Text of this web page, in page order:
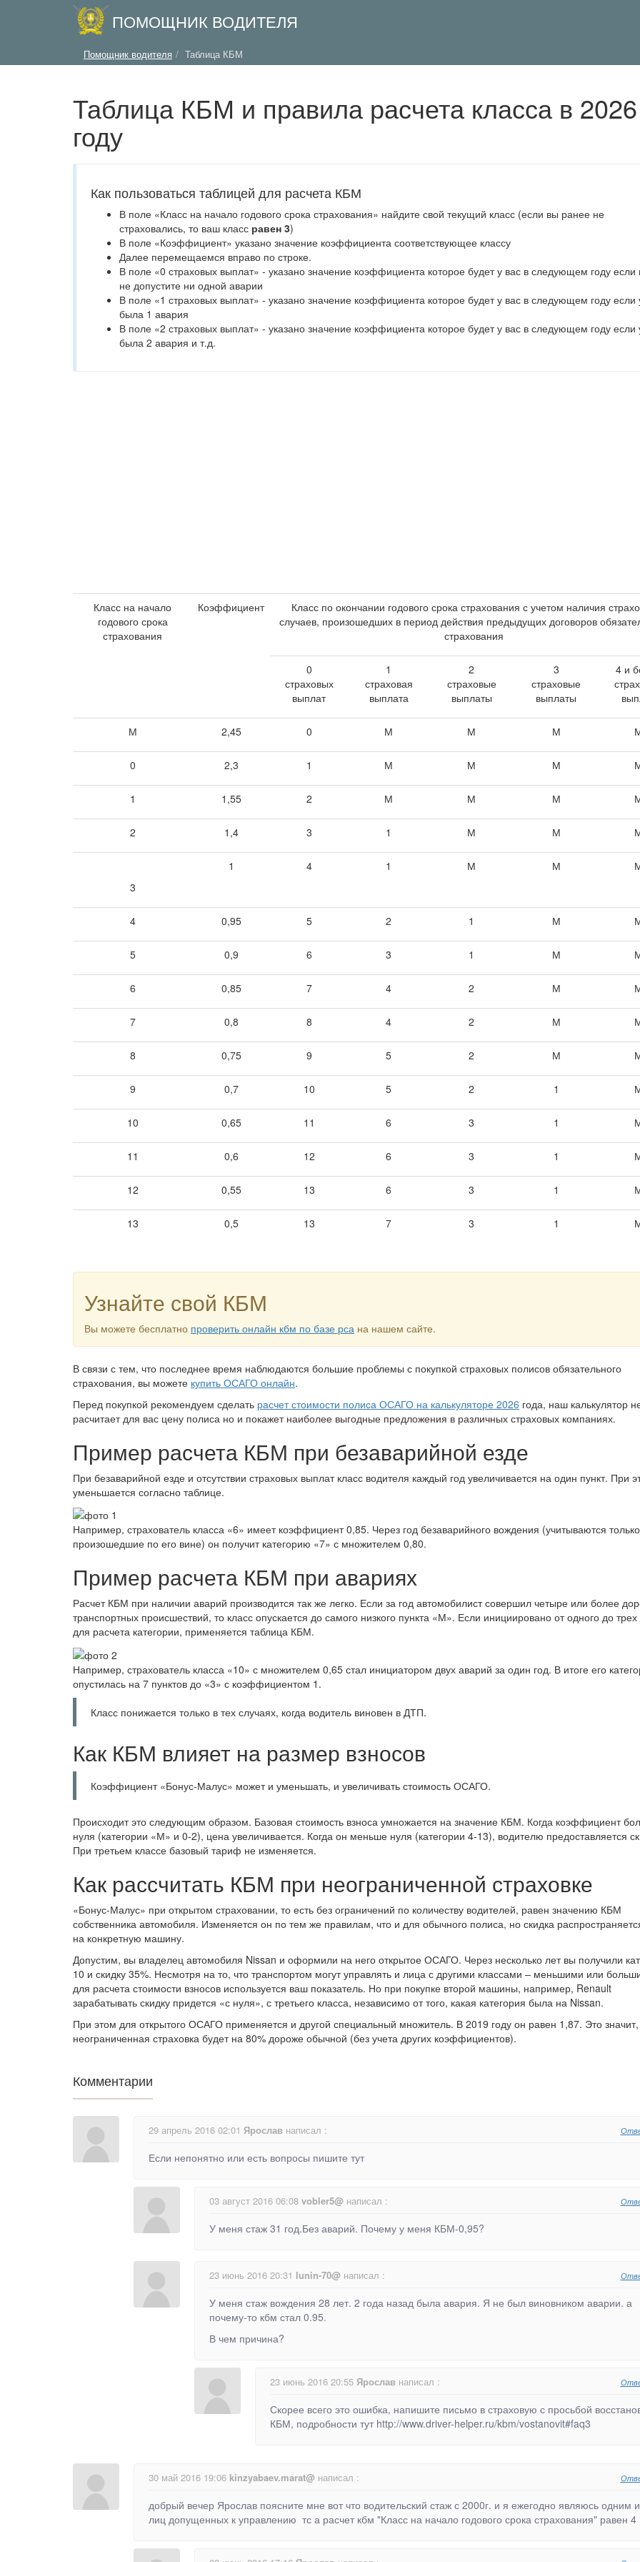
ПОМОЩНИК ВОДИТЕЛЯ
Помощник водителя Таблица КБМ
Таблица КБМ и правила расчета класса в 2026
году
Как пользоваться таблицей для расчета КБМ
В поле «Класс на начало годового срока страхования» найдите свой текущий класс (если вы ранее не
страховались, то ваш класс равен 3)
В поле «Коэффициент» указано значение коэффициента соответствующее классу
Далее перемещаемся вправо по строке.
В поле «0 страховых выплат» - указано значение коэффициента которое будет у вас в следующем году если
не допустите ни одной аварии
В поле «1 страховых выплат» - указано значение коэффициента которое будет у вас в следующем году если
была 1 авария
В поле «2 страховых выплат» - указано значение коэффициента которое будет у вас в следующем году если
была 2 авария и т.д.
Класс на начало
годового срока
страхования
Коэффициент
Класс по окончании годового срока страхования с учетом наличия
случаев, произошедших в период действия предыдущих договоров
страхования
0
страховых
выплат
1
страховая
выплата
2
страховые
выплаты
3
страховые
выплаты
4 и
М 2,45 0 М М М
0 2,3 1 М М М
1 1,55 2 М М М
2 1,4 3 1 М М
3
1 4 1 М М
4 0,95 5 2 1 М
5 0,9 6 3 1 М
6 0,85 7 4 2 М
7 0,8 8 4 2 М
8 0,75 9 5 2 М
9 0,7 10 5 2 1
10 0,65 11 6 3 1
11 0,6 12 6 3 1
12 0,55 13 6 3 1
13 0,5 13 7 3 1
Узнайте свой КБМ
Вы можете бесплатно проверить онлайн кбм по базе рса на нашем сайте.
В связи с тем, что последнее время наблюдаются большие проблемы с покупкой страховых полисов обязательного
страхования, вы можете купить ОСАГО онлайн.
Перед покупкой рекомендуем сделать расчет стоимости полиса ОСАГО на калькуляторе 2026 года, наш калькулятор
расчитает для вас цену полиса но и покажет наиболее выгодные предложения в различных страховых компаниях.
Пример расчета КБМ при безаварийной езде
При безаварийной езде и отсутствии страховых выплат класс водителя каждый год увеличивается на один пункт. При
уменьшается согласно таблице.
Например, страхователь класса «6» имеет коэффициент 0,85. Через год безаварийного вождения (учитываются
произошедшие по его вине) он получит категорию «7» с множителем 0,80.
Пример расчета КБМ при авариях
Расчет КБМ при наличии аварий производится так же легко. Если за год автомобилист совершил четыре или более
транспортных происшествий, то класс опускается до самого низкого пункта «М». Если инициировано от одного до
для расчета категории, применяется таблица КБМ.
Например, страхователь класса «10» с множителем 0,65 стал инициатором двух аварий за один год. В итоге его
опустилась на 7 пунктов до «3» с коэффициентом 1.
Класс понижается только в тех случаях, когда водитель виновен в ДТП.
Как КБМ влияет на размер взносов
Коэффициент «Бонус-Малус» может и уменьшать, и увеличивать стоимость ОСАГО.
Происходит это следующим образом. Базовая стоимость взноса умножается на значение КБМ. Когда коэффициент
нуля (категории «М» и 0-2), цена увеличивается. Когда он меньше нуля (категории 4-13), водителю предоставляется
При третьем классе базовый тариф не изменяется.
Как рассчитать КБМ при неограниченной страховке
«Бонус-Малус» при открытом страховании, то есть без ограничений по количеству водителей, равен значению КБМ
собственника автомобиля. Изменяется он по тем же правилам, что и для обычного полиса, но скидка
на конкретную машину.
Допустим, вы владелец автомобиля Nissan и оформили на него открытое ОСАГО. Через несколько лет вы получили
10 и скидку 35%. Несмотря на то, что транспортом могут управлять и лица с другими классами – меньшими или
для расчета стоимости взносов используется ваш показатель. Но при покупке второй машины, например, Renault
зарабатывать скидку придется «с нуля», с третьего класса, независимо от того, какая категория была на Nissan.
При этом для открытого ОСАГО применяется и другой специальный множитель. В 2019 году он равен 1,87. Это значит,
неограниченная страховка будет на 80% дороже обычной (без учета других коэффициентов).
Комментарии
29 апрель 2016 02:01 Ярослав написал :
Если непонятно или есть вопросы пишите тут
03 август 2016 06:08 vobler5@ написал :
У меня стаж 31 год.Без аварий. Почему у меня КБМ-0,95?
23 июнь 2016 20:31 lunin-70@ написал :
У меня стаж вождения 28 лет. 2 года назад была авария. Я не был виновником аварии. а
почему-то кбм стал 0.95.
В чем причина?
23 июнь 2016 20:55 Ярослав написал :
Скорее всего это ошибка, напишите письмо в страховую с просьбой
КБМ, подробности тут http://www.driver-helper.ru/kbm/vostanovit#faq3
30 май 2016 19:06 kinzyabaev.marat@ написал :
добрый вечер Ярослав поясните мне вот что водительский стаж с 2000г. и я ежегодно являюсь одним
лиц допущенных к управлению тс а расчет кбм "Класс на начало годового срока страхования" равен 4